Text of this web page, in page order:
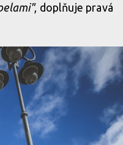
, doplňuje pravá